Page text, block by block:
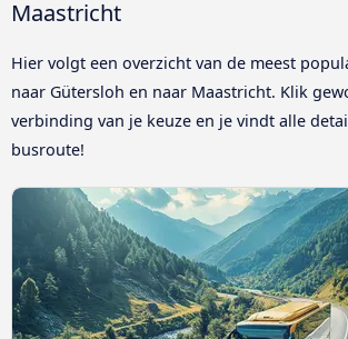
Maastricht
Hier volgt een overzicht van de meest
naar Gütersloh en naar Maastricht. Klik
verbinding van je keuze en je vindt alle
busroute!